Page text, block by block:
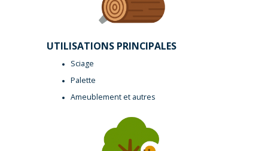
UTILISATIONS PRINCIPALES
Sciage
Palette
Ameublement et autres